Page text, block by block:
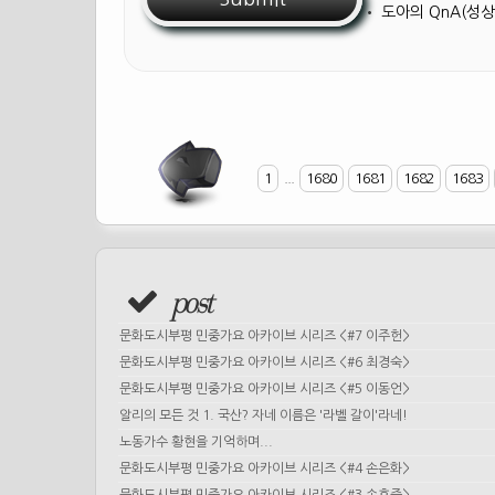
• 도아의 QnA(성
1 1680 1681 1682 1683
post
문화도시부평 민중가요 아카이브 시리즈 <#7 이주헌>
문화도시부평 민중가요 아카이브 시리즈 <#6 최경숙>
문화도시부평 민중가요 아카이브 시리즈 <#5 이동언>
알리의 모든 것 1. 국산? 자네 이름은 '라벨 갈이'라네!
노동가수 황현을 기억하며...
문화도시부평 민중가요 아카이브 시리즈 <#4 손은화>